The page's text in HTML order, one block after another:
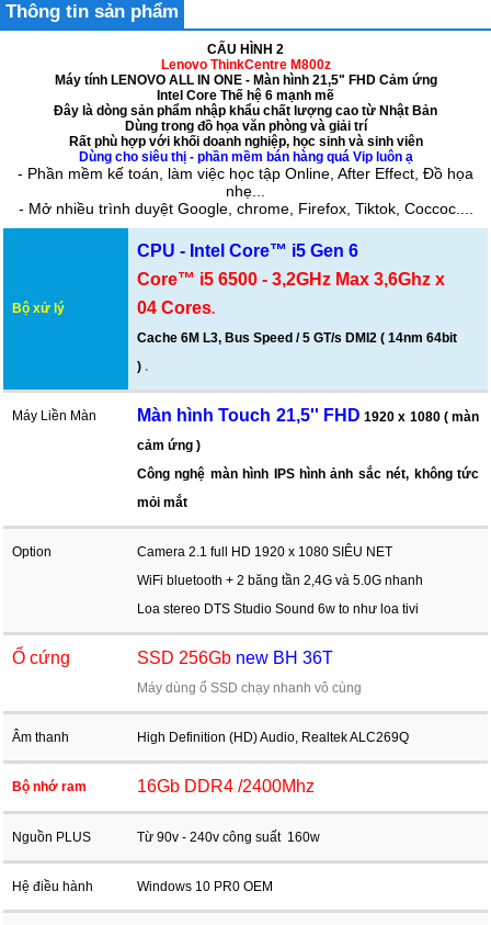
Thông tin sản phẩm
CẤU HÌNH 2
Lenovo ThinkCentre M800z
Máy tính LENOVO ALL IN ONE - Màn hình 21,5" FHD Cảm ứng
Intel Core Thế hệ 6 mạnh mẽ
Đây là dòng sản phẩm nhập khẩu chất lượng cao từ Nhật Bản
Dùng trong đồ họa văn phòng và giải trí
Rất phù hợp với khối doanh nghiệp, học sinh và sinh viên
Dùng cho siêu thị - phần mềm bán hàng quá Vip luôn ạ
- Phần mềm kế toán, làm việc học tập Online, After Effect, Đồ họa
nhẹ...
- Mở nhiều trình duyệt Google, chrome, Firefox, Tiktok, Coccoc....
Bộ xử lý
CPU - Intel Core™ i5 Gen 6
Core™ i5 6500 - 3,2GHz Max 3,6Ghz x
04 Cores.
Cache 6M L3, Bus Speed / 5 GT/s DMI2 ( 14nm 64bit
) .
Máy Liền Màn Màn hình Touch 21,5'' FHD 1920 x 1080 ( màn
cảm ứng )
Công nghệ màn hình
IPS hình ảnh sắc nét, không tức
mỏi mắt
Option
Camera 2.1 full HD 1920 x 1080 SIÊU NET
WiFi bluetooth + 2 băng tần 2,4G và 5.0G nhanh
Loa stereo DTS Studio Sound 6w to như loa tivi
Ổ cứng SSD 256Gb new BH 36T
Máy dùng ổ SSD chạy nhanh vô cùng
Âm thanh High Definition (HD) Audio, Realtek ALC269Q
Bộ nhớ ram 16Gb DDR4 /2400Mhz
Nguồn PLUS Từ 90v - 240v công suất 160w
Hệ điều hành Windows 10 PR0 OEM